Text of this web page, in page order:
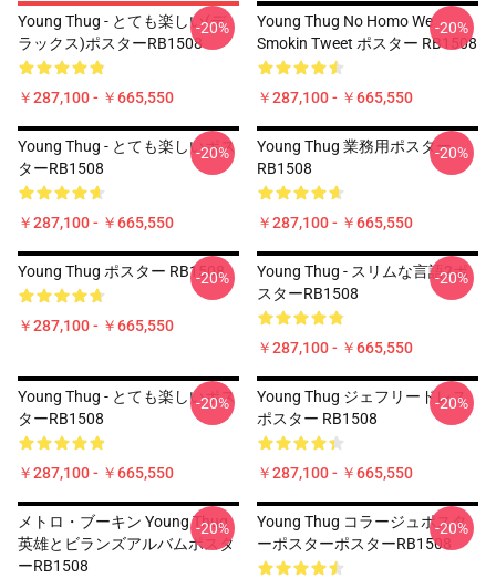
Young Thug - とても楽しい(デ
ラックス)ポスターRB1508
￥287,100 - ￥665,550
-20%
Young Thug No Homo We
Smokin Tweet ポスター RB1508
￥287,100 - ￥665,550
-20%
Young Thug - とても楽しいポス
ターRB1508
￥287,100 - ￥665,550
-20%
Young Thug 業務用ポスター
RB1508
￥287,100 - ￥665,550
-20%
Young Thug ポスター RB1508
￥287,100 - ￥665,550
-20%
Young Thug - スリムな言語2ポ
スターRB1508
￥287,100 - ￥665,550
-20%
Young Thug - とても楽しいポス
ターRB1508
￥287,100 - ￥665,550
-20%
Young Thug ジェフリードレス
ポスター RB1508
￥287,100 - ￥665,550
-20%
メトロ・ブーキン Young Thug
英雄とビランズアルバムポスタ
ーRB1508
-20%
Young Thug コラージュポスタ
ーポスターポスターRB1508
-20%